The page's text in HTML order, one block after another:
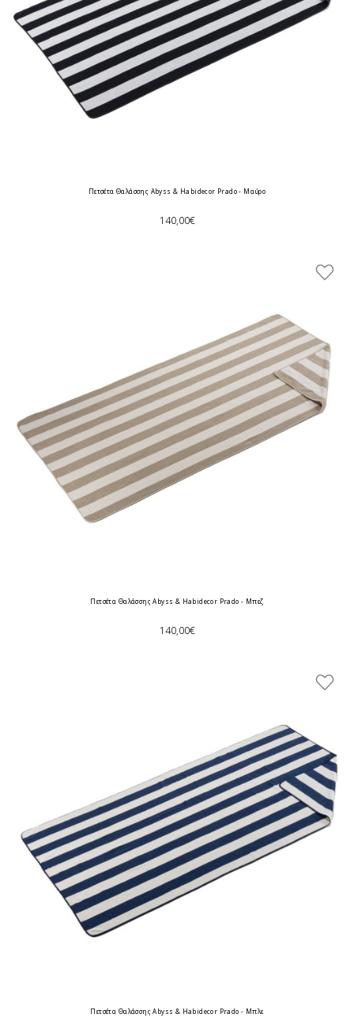
Πετσέτα Θαλάσσης Abyss & Habidecor Prado - Μαύρο
140,00€
Πετσέτα Θαλάσσης Abyss & Habidecor Prado - Μπεζ
140,00€
Πετσέτα Θαλάσσης Abyss & Habidecor Prado - Μπλε